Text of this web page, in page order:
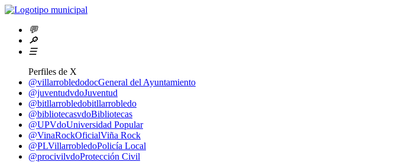
💬
🔎
☰
Perfiles de X
@villarrobledodocGeneral del Ayuntamiento
@juventudvdoJuventud
@bitllarrobledobitllarrobledo
@bibliotecasvdoBibliotecas
@UPVdoUniversidad Popular
@VinaRockOficialViña Rock
@PLVillarrobledoPolicía Local
@procivilvdoProtección Civil